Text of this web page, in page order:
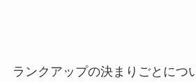
ランクアップの決まりごとにつ